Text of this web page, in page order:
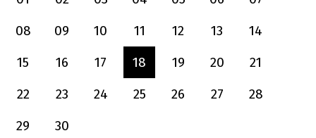
08
09 10 11 12 13
14
15
16 17 18 19 20
21
22
23 24 25 26 27
28
29
30